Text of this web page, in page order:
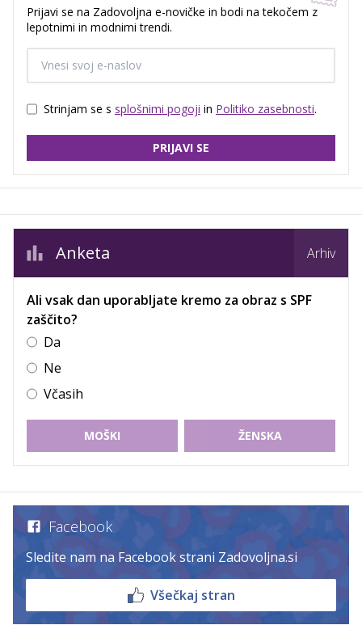
Prijavi se na Zadovoljna e-novičke in bodi na tekočem z
lepotnimi in modnimi trendi.
Strinjam se s splošnimi pogoji in Politiko zasebnosti.
PRIJAVI SE
Anketa Arhiv
Ali vsak dan uporabljate kremo za obraz s SPF
zaščito?
Da
Ne
Včasih
MOŠKI ŽENSKA
Facebook
Sledite nam na Facebook strani Zadovoljna.si
Všečkaj stran